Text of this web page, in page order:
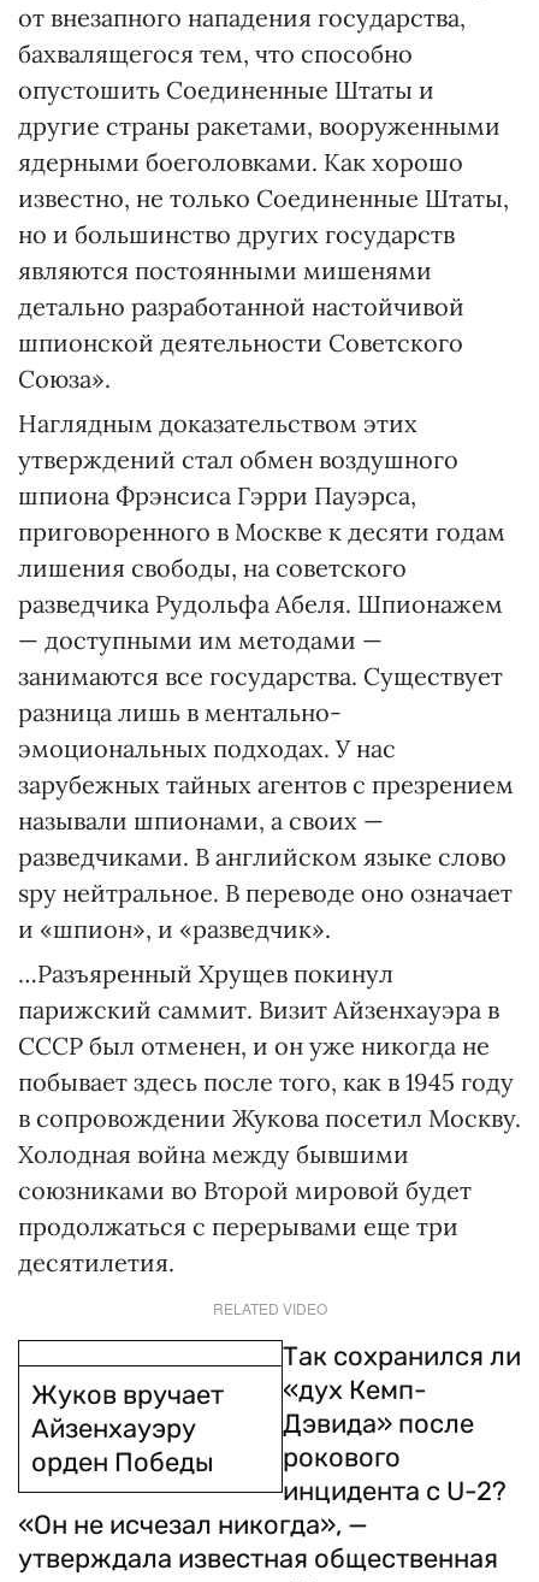
от внезапного нападения государства,
бахвалящегося тем, что способно
опустошить Соединенные Штаты и
другие страны ракетами, вооруженными
ядерными боеголовками. Как хорошо
известно, не только Соединенные Штаты,
но и большинство других государств
являются постоянными мишенями
детально разработанной настойчивой
шпионской деятельности Советского
Союза».
Наглядным доказательством этих
утверждений стал обмен воздушного
шпиона Фрэнсиса Гэрри Пауэрса,
приговоренного в Москве к десяти годам
лишения свободы, на советского
разведчика Рудольфа Абеля. Шпионажем
— доступными им методами —
занимаются все государства. Существует
разница лишь в ментально-
эмоциональных подходах. У нас
зарубежных тайных агентов с презрением
называли шпионами, а своих —
разведчиками. В английском языке слово
spy нейтральное. В переводе оно означает
и «шпион», и «разведчик».
…Разъяренный Хрущев покинул
парижский саммит. Визит Айзенхауэра в
СССР был отменен, и он уже никогда не
побывает здесь после того, как в 1945 году
в сопровождении Жукова посетил Москву.
Холодная война между бывшими
союзниками во Второй мировой будет
продолжаться с перерывами еще три
десятилетия.
RELATED VIDEO
Жуков вручает
Айзенхауэру
орден Победы
Так сохранился ли
«дух Кемп-
Дэвида» после
рокового
инцидента с U-2?
«Он не исчезал никогда», —
утверждала известная общественная